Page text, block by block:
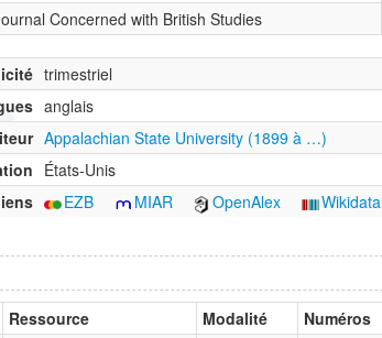
Concerned with British Studies
trimestriel
anglais
Appalachian State University (1899 à …)
États-Unis
EZB MIAR OpenAlex Wikidata
Ressource Modalité Numéros